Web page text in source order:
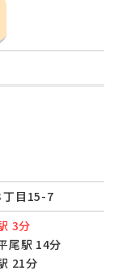
丁目15-7
3分
尾駅 14分
21分